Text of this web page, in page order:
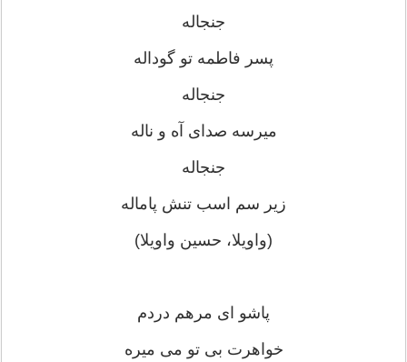
جنجاله
پسر فاطمه تو گوداله
جنجاله
میرسه صدای آه و ناله
جنجاله
زیر سم اسب تنش پاماله
(واویلا، حسین واویلا)
پاشو ای مرهم دردم
خواهرت بی تو می میره